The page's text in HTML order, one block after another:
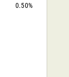
0.50%